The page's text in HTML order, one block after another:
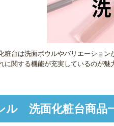
粧台は洗面ボウルやバリエーショ
に関する機能が充実しているのが
ル 洗面化粧台商品